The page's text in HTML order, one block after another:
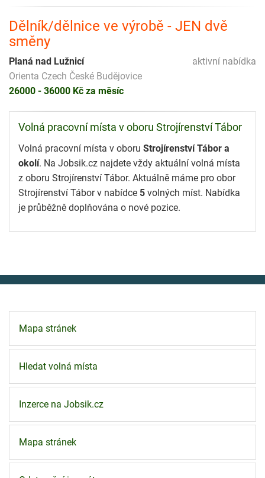
Dělník/dělnice ve výrobě - JEN dvě
směny
aktivní nabídka
Planá nad Lužnicí
Orienta Czech České Budějovice
26000 - 36000 Kč za měsíc
Volná pracovní místa v oboru Strojírenství Tábor
Volná pracovní místa v oboru Strojírenství Tábor a
okolí. Na Jobsik.cz najdete vždy aktuální volná místa
z oboru Strojírenství Tábor. Aktuálně máme pro obor
Strojírenství Tábor v nabídce 5 volných míst. Nabídka
je průběžně doplňována o nové pozice.
Mapa stránek
Hledat volná místa
Inzerce na Jobsik.cz
Mapa stránek